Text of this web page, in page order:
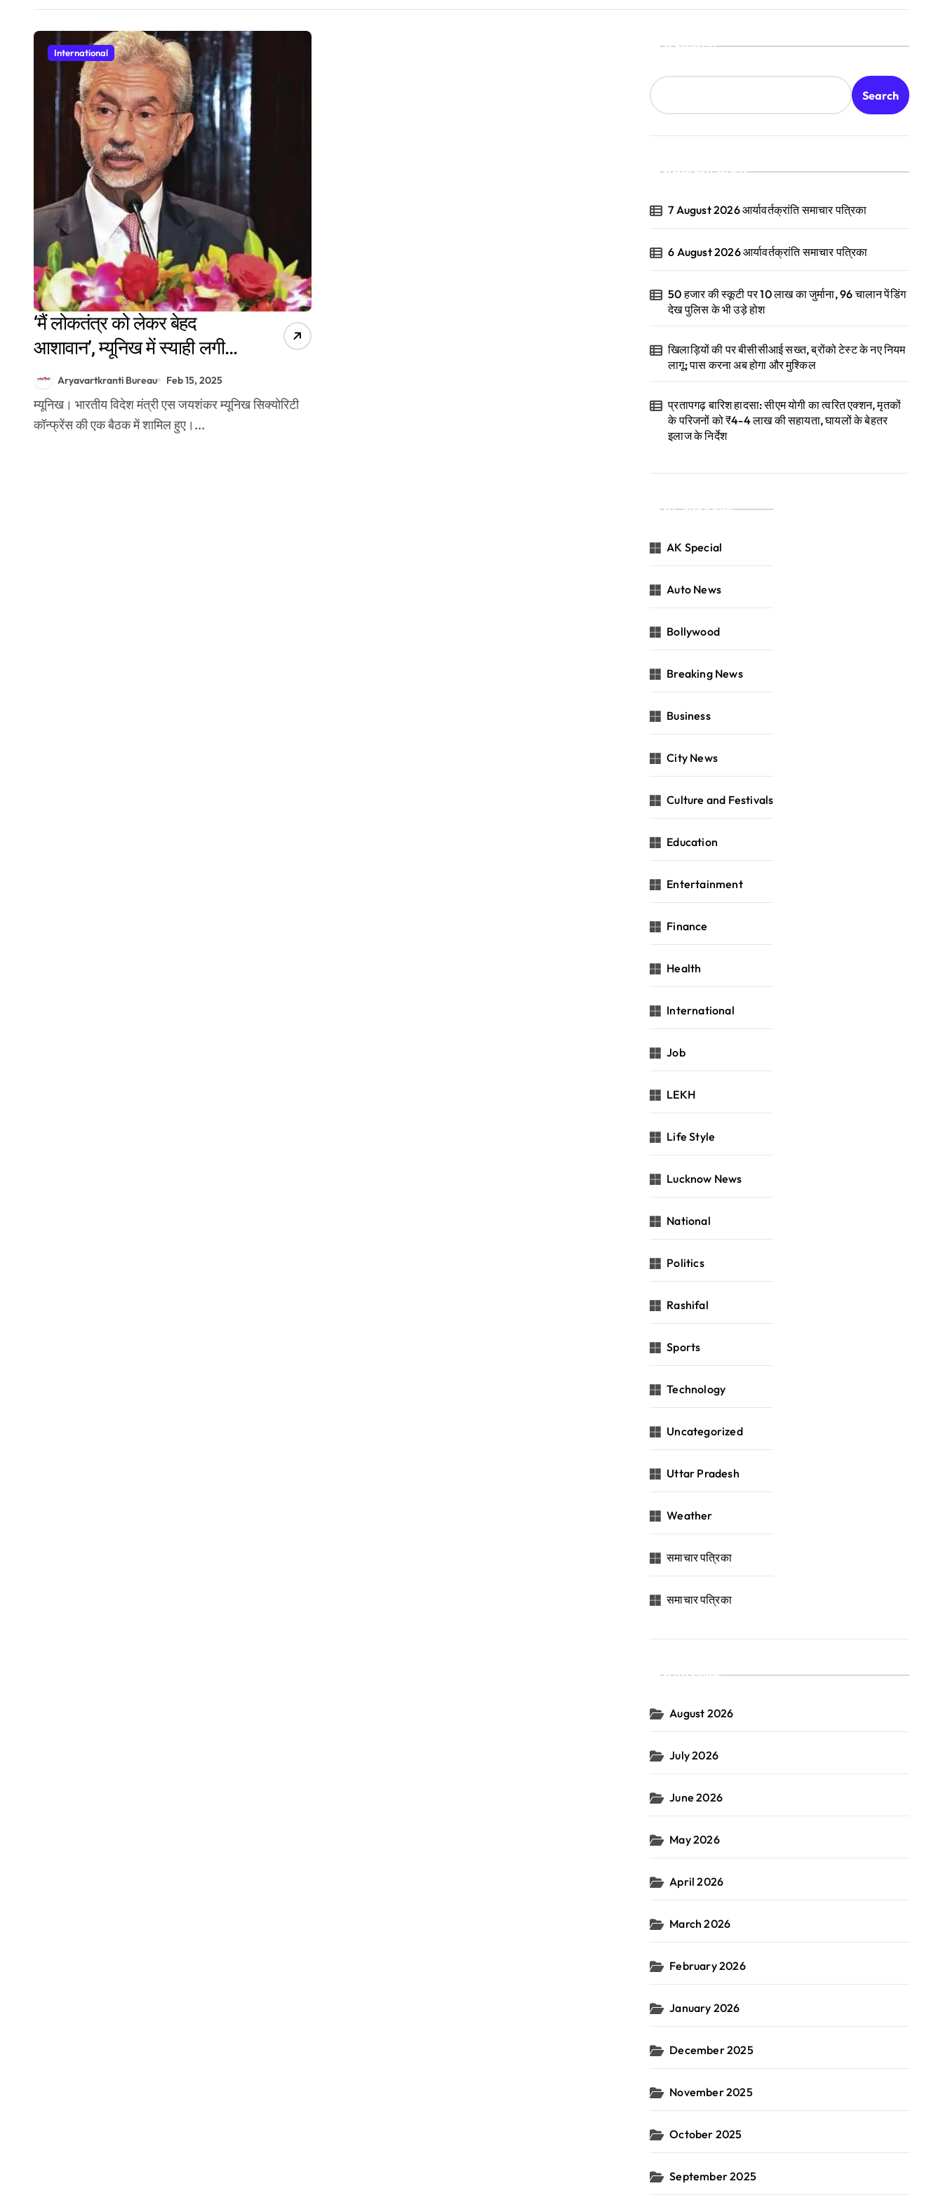
International
‘मैं लोकतंत्र को लेकर बेहद
आशावान’, म्यूनिख में स्याही लगी
ऊंगली दिखाते हुए बोले एस
जयशंकर
Aryavartkranti Bureau Feb 15, 2025
म्यूनिख। भारतीय विदेश मंत्री एस जयशंकर म्यूनिख सिक्योरिटी
कॉन्फ्रेंस की एक बैठक में शामिल हुए।...
Search
Search
Recent Posts
7 August 2026 आर्यावर्तक्रांति समाचार पत्रिका
6 August 2026 आर्यावर्तक्रांति समाचार पत्रिका
50 हजार की स्कूटी पर 10 लाख का जुर्माना, 96 चालान पेंडिंग
देख पुलिस के भी उड़े होश
खिलाड़ियों की पर बीसीसीआई सख्त, ब्रोंको टेस्ट के नए नियम
लागू; पास करना अब होगा और मुश्किल
प्रतापगढ़ बारिश हादसा: सीएम योगी का त्वरित एक्शन, मृतकों
के परिजनों को ₹4-4 लाख की सहायता, घायलों के बेहतर
इलाज के निर्देश
Categories
AK Special
Auto News
Bollywood
Breaking News
Business
City News
Culture and Festivals
Education
Entertainment
Finance
Health
International
Job
LEKH
Life Style
Lucknow News
National
Politics
Rashifal
Sports
Technology
Uncategorized
Uttar Pradesh
Weather
समाचार पत्रिका
समाचार पत्रिका
Archives
August 2026
July 2026
June 2026
May 2026
April 2026
March 2026
February 2026
January 2026
December 2025
November 2025
October 2025
September 2025